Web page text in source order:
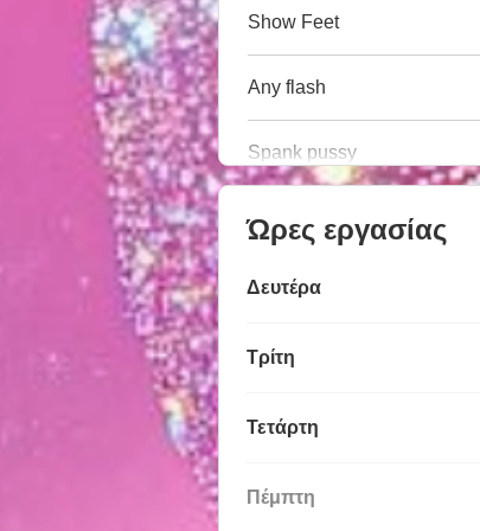
Show Feet
Any flash
Spank pussy
Ώρες εργασίας
Δευτέρα
Τρίτη
Τετάρτη
Πέμπτη